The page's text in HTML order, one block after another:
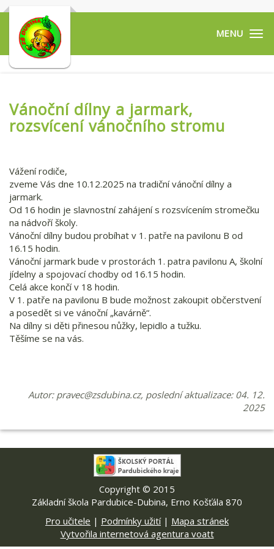
Vánoční dílny a jarmark,
rozsvícení vánočního stromu
Vážení rodiče,
zveme Vás dne 10.12.2025 na tradiční vánoční dílny a
jarmark.
Od 16 hodin je slavnostní zahájení s rozsvícením stromečku
na nádvoří školy.
Vánoční dílny budou probíhat v 1. patře na pavilonu B od
16.15 hodin.
Vánoční jarmark bude v prostorách 1. patra pavilonu A, školní
jídelny a spojovací chodby od 16.15 hodin.
Celá akce končí v 18 hodin.
V 1. patře na pavilonu B bude možnost zakoupit občerstvení
a posedět si ve vánoční „kavárně“.
Na dílny si děti přinesou nůžky, lepidlo a tužku.
Těšíme se na vás.
Autor: pravec@zsdubina.cz, poslední aktualizace: 04. 12.
2025
Copyright © 2015
Základní škola Pardubice-Dubina, Erno Košťála 870
Pro učitele | Podmínky užití| Mapa stránek
Vytvořila internetová agentura voatt